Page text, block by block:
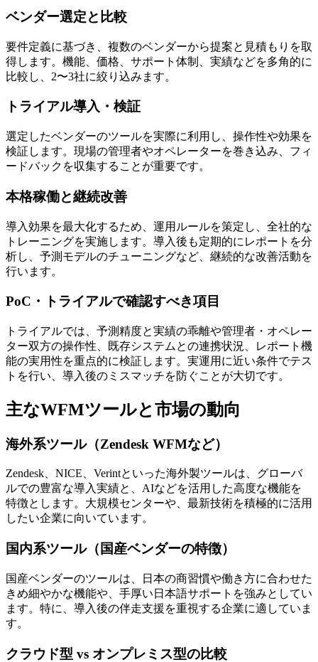
ベンダー選定と比較
要件定義に基づき、複数のベンダーから提案と見積もりを取
得します。機能、価格、サポート体制、実績などを多角的に
比較し、2〜3社に絞り込みます。
トライアル導入・検証
選定したベンダーのツールを実際に利用し、操作性や効果を
検証します。現場の管理者やオペレーターを巻き込み、フィ
ードバックを収集することが重要です。
本格稼働と継続改善
導入効果を最大化するため、運用ルールを策定し、全社的な
トレーニングを実施します。導入後も定期的にレポートを分
析し、予測モデルのチューニングなど、継続的な改善活動を
行います。
PoC・トライアルで確認すべき項目
トライアルでは、予測精度と実績の乖離や管理者・オペレー
ター双方の操作性、既存システムとの連携状況、レポート機
能の実用性を重点的に検証します。実運用に近い条件でテス
トを行い、導入後のミスマッチを防ぐことが大切です。
主なWFMツールと市場の動向
海外系ツール（Zendesk WFMなど）
Zendesk、NICE、Verintといった海外製ツールは、グローバ
ルでの豊富な導入実績と、AIなどを活用した高度な機能を
特徴とします。大規模センターや、最新技術を積極的に活用
したい企業に向いています。
国内系ツール（国産ベンダーの特徴）
国産ベンダーのツールは、日本の商習慣や働き方に合わせた
きめ細やかな機能や、手厚い日本語サポートを強みとしてい
ます。特に、導入後の伴走支援を重視する企業に適していま
す。
クラウド型 vs オンプレミス型の比較